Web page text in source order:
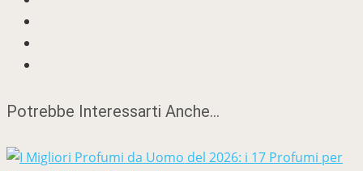
Potrebbe Interessarti Anche...